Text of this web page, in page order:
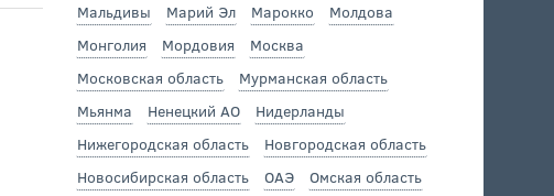
Мальдивы
Марий Эл Марокко
Молдова
Монголия
Мордовия
Москва
Московская область
Мурманская область
Мьянма
Ненецкий АО
Нидерланды
Нижегородская область
Новгородская область
Новосибирская область
ОАЭ
Омская область